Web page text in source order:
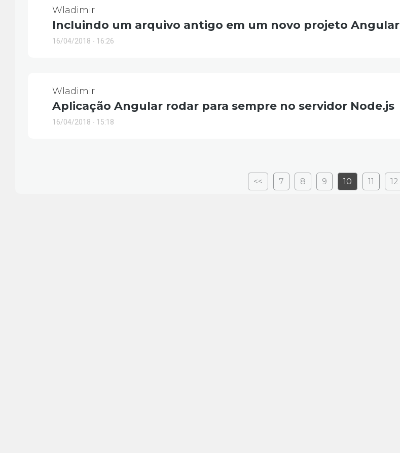
Wladimir
Incluindo um arquivo antigo em um novo projeto Angular
16/04/2018 - 16:26
Wladimir
Aplicação Angular rodar para sempre no servidor Node.js
16/04/2018 - 15:18
<< 7 8 9 10 11 12